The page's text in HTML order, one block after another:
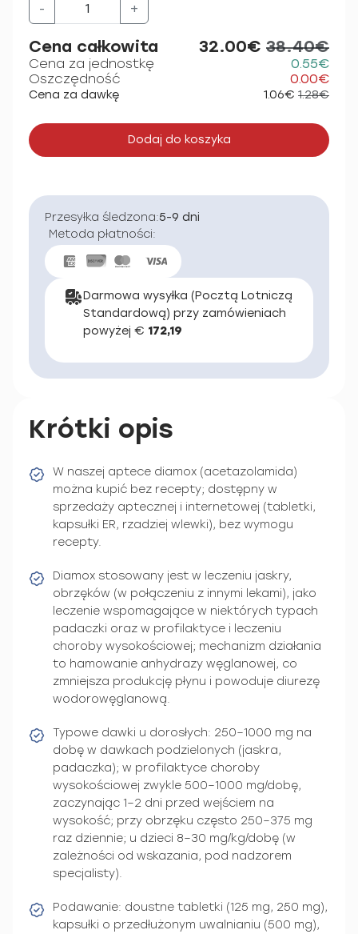
- +
Cena całkowita 32.00€ 38.40€
Cena za jednostkę
0.55€
Oszczędność
0.00€
Cena za dawkę 1.06€ 1.28€
Dodaj do koszyka
Przesyłka śledzona:5-9 dni
Metoda płatności:
Darmowa wysyłka (Pocztą Lotniczą
Standardową) przy zamówieniach
powyżej € 172,19
Krótki opis
W naszej aptece diamox (acetazolamida)
można kupić bez recepty; dostępny w
sprzedaży aptecznej i internetowej (tabletki,
kapsułki ER, rzadziej wlewki), bez wymogu
recepty.
Diamox stosowany jest w leczeniu jaskry,
obrzęków (w połączeniu z innymi lekami), jako
leczenie wspomagające w niektórych typach
padaczki oraz w profilaktyce i leczeniu
choroby wysokościowej; mechanizm działania
to hamowanie anhydrazy węglanowej, co
zmniejsza produkcję płynu i powoduje diurezę
wodorowęglanową.
Typowe dawki u dorosłych: 250–1000 mg na
dobę w dawkach podzielonych (jaskra,
padaczka); w profilaktyce choroby
wysokościowej zwykle 500–1000 mg/dobę,
zaczynając 1–2 dni przed wejściem na
wysokość; przy obrzęku często 250–375 mg
raz dziennie; u dzieci 8–30 mg/kg/dobę (w
zależności od wskazania, pod nadzorem
specjalisty).
Podawanie: doustne tabletki (125 mg, 250 mg),
kapsułki o przedłużonym uwalnianiu (500 mg),